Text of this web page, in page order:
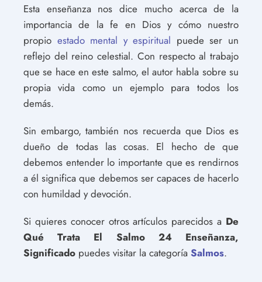
Esta enseñanza nos dice mucho acerca de la
importancia de la fe en Dios y cómo nuestro
propio estado mental y espiritual puede ser un
reflejo del reino celestial. Con respecto al trabajo
que se hace en este salmo, el autor habla sobre su
propia vida como un ejemplo para todos los
demás.
Sin embargo, también nos recuerda que Dios es
dueño de todas las cosas. El hecho de que
debemos entender lo importante que es rendirnos
a él significa que debemos ser capaces de hacerlo
con humildad y devoción.
Si quieres conocer otros artículos parecidos a De
Qué Trata El Salmo 24 Enseñanza,
Significado puedes visitar la categoría Salmos.